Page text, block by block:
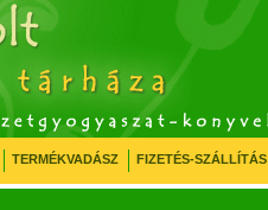
TERMÉKVADÁSZ FIZETÉS-SZÁLLÍTÁS